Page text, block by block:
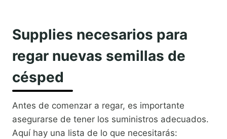
Supplies necesarios para
regar nuevas semillas de
césped
Antes de comenzar a regar, es importante
asegurarse de tener los suministros adecuados.
Aquí hay una lista de lo que necesitarás: